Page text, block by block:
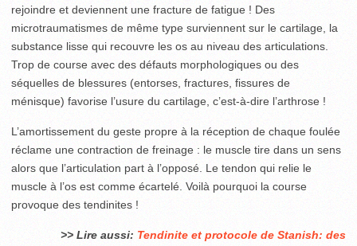
rejoindre et deviennent une fracture de fatigue ! Des
microtraumatismes de même type surviennent sur le cartilage, la
substance lisse qui recouvre les os au niveau des articulations.
Trop de course avec des défauts morphologiques ou des
séquelles de blessures (entorses, fractures, fissures de
ménisque) favorise l’usure du cartilage, c’est-à-dire l’arthrose !
L’amortissement du geste propre à la réception de chaque foulée
réclame une contraction de freinage : le muscle tire dans un sens
alors que l’articulation part à l’opposé. Le tendon qui relie le
muscle à l’os est comme écartelé. Voilà pourquoi la course
provoque des tendinites !
>> Lire aussi: Tendinite et protocole de Stanish: des